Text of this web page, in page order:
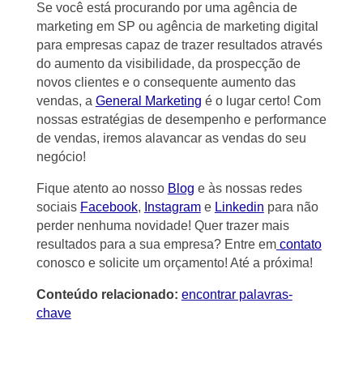
Se você está procurando por uma agência de
marketing em SP ou agência de marketing digital
para empresas capaz de trazer resultados através
do aumento da visibilidade, da prospecção de
novos clientes e o consequente aumento das
vendas, a General Marketing é o lugar certo! Com
nossas estratégias de desempenho e performance
de vendas, iremos alavancar as vendas do seu
negócio!
Fique atento ao nosso Blog e às nossas redes
sociais Facebook, Instagrame Linkedin para não
perder nenhuma novidade! Quer trazer mais
resultados para a sua empresa? Entre emcontato
conosco e solicite um orçamento! Até a próxima!
Conteúdo relacionado: encontrar palavras-
chave